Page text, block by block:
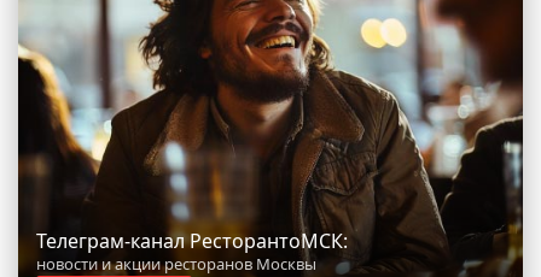
Телеграм-канал РесторантоМСК:
новости и акции ресторанов Москвы